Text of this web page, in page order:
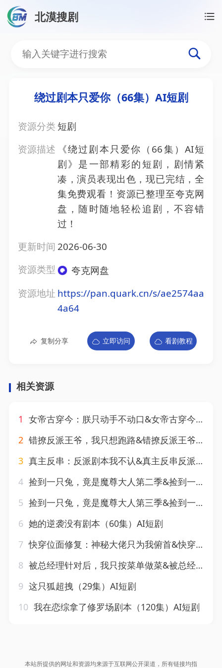
北漠搜剧
绕过剧本只爱你（66集）
绕过剧本只爱你（66集）AI短剧
资源分类 短剧
资源描述
《绕过剧本只爱你（66集）AI短
剧》是一部精彩的短剧，剧情紧
凑，演员表现出色，现已完结，全
集免费观看！资源已整理至夸克网
盘，随时随地轻松追剧，不容错
过！
更新时间 2026-06-30
资源类型
夸克网盘
资源地址 https://pan.quark.cn/s/ae2574aa
4a64
复制分享 立即访问 看剧教程
相关资源
1 女帝古穿今：朕只动手不动口&女帝古穿今朕只动手不动口（63集）AI短剧
2 错撩反派王爷，我只想跑路&错撩反派王爷我只想跑路（119集）AI短剧
3 真主反串：反派剧本我不认&真主反串反派剧本我不认（116集）AI短剧
4 捡到一只兔，竟是魔尊大人第二季&捡到一只兔竟是魔尊大人第二季（45集）AI短剧
5 捡到一只兔，竟是魔尊大人第三季&捡到一只兔竟是魔尊大人第三季（40集）AI短剧
6 她的逆袭没有剧本（60集）AI短剧
7 快穿位面修复：神秘大佬只为我俯首&快穿位面修复神秘大佬只为我俯首（57集）AI短剧
8 被总经理针对后，我只按菜单做菜&被总经理针对后我只按菜单做菜（39集）AI短剧
9 这只狐超拽（29集）AI短剧
10 我在恋综拿了修罗场剧本（120集）AI短剧
本站所提供的网址和资源均来源于互联网公开渠道，所有链接均指